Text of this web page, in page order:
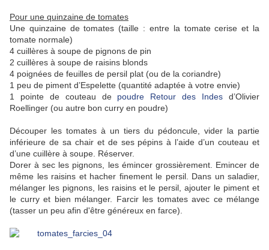
Pour une quinzaine de tomates
Une quinzaine de tomates (taille : entre la tomate cerise et la
tomate normale)
4 cuillères à soupe de pignons de pin
2 cuillères à soupe de raisins blonds
4 poignées de feuilles de persil plat (ou de la coriandre)
1 peu de piment d’Espelette (quantité adaptée à votre envie)
1 pointe de couteau de poudre Retour des Indes d’Olivier
Roellinger (ou autre bon curry en poudre)
Découper les tomates à un tiers du pédoncule, vider la partie
inférieure de sa chair et de ses pépins à l’aide d’un couteau et
d’une cuillère à soupe. Réserver.
Dorer à sec les pignons, les émincer grossièrement. Emincer de
même les raisins et hacher finement le persil. Dans un saladier,
mélanger les pignons, les raisins et le persil, ajouter le piment et
le curry et bien mélanger. Farcir les tomates avec ce mélange
(tasser un peu afin d'être généreux en farce).